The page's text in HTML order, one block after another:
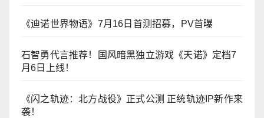
《迪诺世界物语》7月16日首测招募，PV首曝
石智勇代言推荐！国风暗黑独立游戏《天诺》定档7
月6日上线！
《闪之轨迹：北方战役》正式公测 正统轨迹IP新作来
袭！